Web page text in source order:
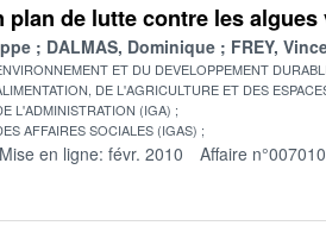
plan de lutte contre les algues
DALMAS, Dominique FREY,
ET DU DEVELOPPEMENT
DE L'AGRICULTURE ET DES
L'ADMINISTRATION (IGA)
AFFAIRES SOCIALES (IGAS)
Mise en ligne: févr. 2010 Affaire